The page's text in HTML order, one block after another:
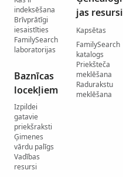
indeksēšana
Brīvprātīgi
iesaistīties
FamilySearch
laboratorijas
Baznīcas
locekļiem
Izpildei
gatavie
priekšraksti
Ģimenes
vārdu palīgs
Vadības
resursi
jas resursi
Kapsētas
FamilySearch
katalogs
Priekšteča
meklēšana
Radurakstu
meklēšana